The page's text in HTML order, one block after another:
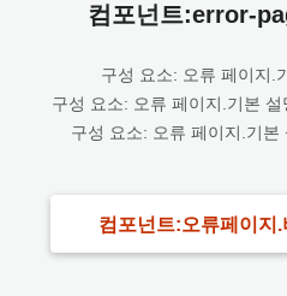
컴포넌트:error-
구성 요소: 오류 페이지.
구성 요소: 오류 페이지.기본
구성 요소: 오류 페이지.기본
컴포넌트:오류페이지.